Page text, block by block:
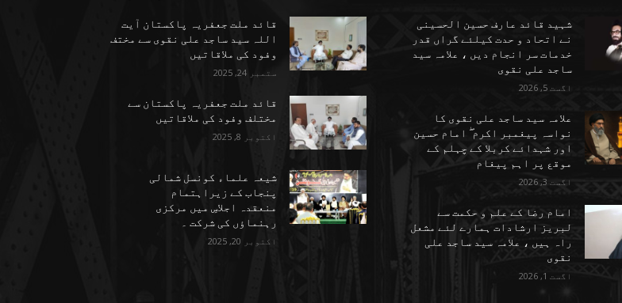
قائد ملت جعفریہ پاکستان آیت
اللہ سید ساجد علی نقوی سے مختف
وفود کی ملاقاتیں
ستمبر 24, 2025
قائد ملت جعفریہ پاکستان سے
مختلف وفود کی ملاقاتیں
اکتوبر 8, 2025
شیعہ علماء کونسل شمالی
پنجاب کے زیراہتمام
منعقدہ اجلاسِ میں مرکزی
رہنماؤں کی شرکت ۔
اکتوبر 20, 2025
شہید قائد عارف حسین الحسینی
نے اتحاد و حدت کیلئے گراں قدر
خدمات سر انجام دیں ، علامہ سید
ساجد علی نقوی
اگست 5, 2026
علامہ سید ساجد علی نقوی کا
نواسہ پیغمبر اکرم ۖ امام حسین
اور شہدائے کربلا کے چہلم کے
موقع پر اہم پیغام
اگست 3, 2026
امام رضا کے علم و حکمت سے
لبریز ارشادات ہمارے لئے مشعل
راہ ہیں ، علامہ سید ساجد علی
نقوی
اگست 1, 2026